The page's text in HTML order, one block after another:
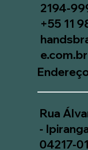
2194-
+55 11
e.com.br
Rua
-
04217-